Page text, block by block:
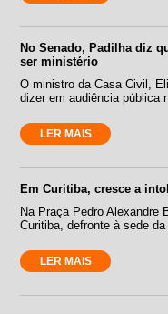
No Senado, Padilha diz
ser ministério
O ministro da Casa Civil,
dizer em audiência pública
LER MAIS
Em Curitiba, cresce a
Na Praça Pedro Alexandre
Curitiba, defronte à sede
LER MAIS